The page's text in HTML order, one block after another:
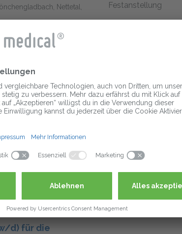
Nettetal,
Festanstellung
Jülich, Nettetal,
Nettetal,
w/d)
Personalvermittlung
d) für die